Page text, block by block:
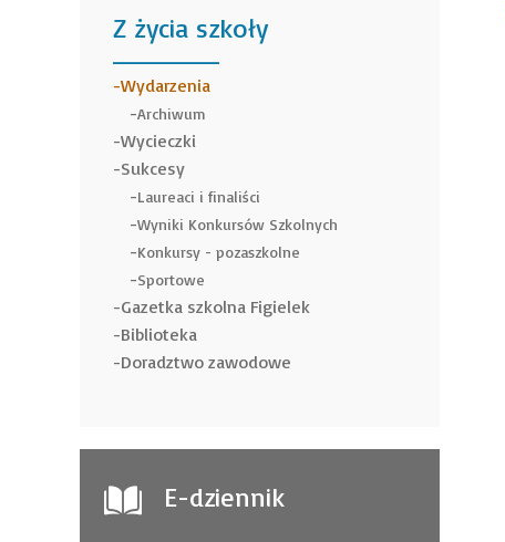
Z życia szkoły
______
Wydarzenia
Archiwum
Wycieczki
Sukcesy
Laureaci i finaliści
Wyniki Konkursów Szkolnych
Konkursy - pozaszkolne
Sportowe
Gazetka szkolna Figielek
Biblioteka
Doradztwo zawodowe
E-dziennik